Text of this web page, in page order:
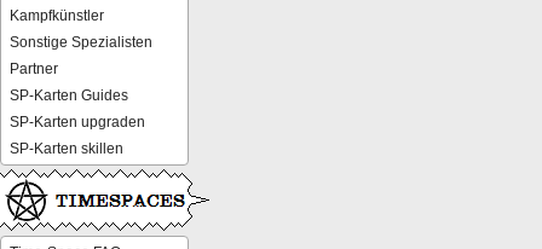
Kampfkünstler
Sonstige Spezialisten
Partner
SP-Karten Guides
SP-Karten upgraden
SP-Karten skillen